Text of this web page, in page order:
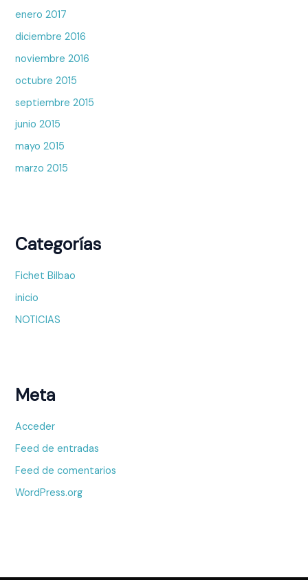
enero 2017
diciembre 2016
noviembre 2016
octubre 2015
septiembre 2015
junio 2015
mayo 2015
marzo 2015
Categorías
Fichet Bilbao
inicio
NOTICIAS
Meta
Acceder
Feed de entradas
Feed de comentarios
WordPress.org